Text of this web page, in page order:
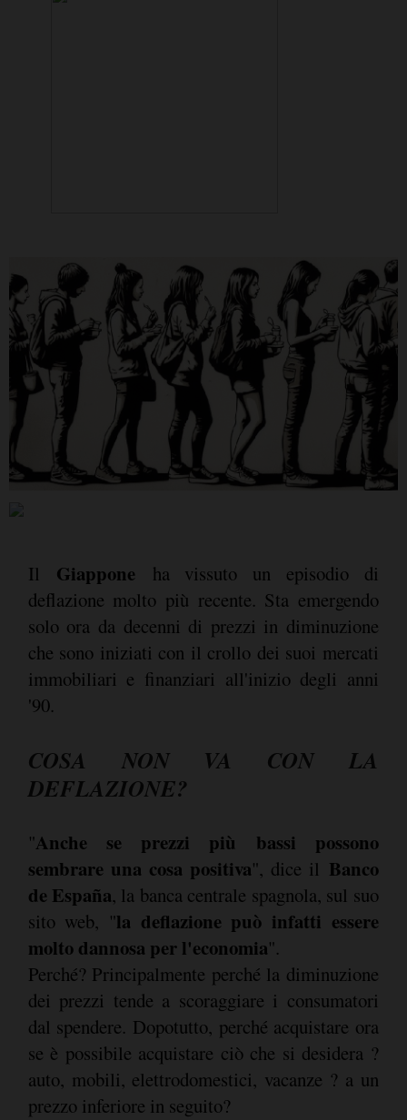
Il Giappone ha vissuto un episodio di
deflazione molto più recente. Sta emergendo
solo ora da decenni di prezzi in diminuzione
che sono iniziati con il crollo dei suoi mercati
immobiliari e finanziari all'inizio degli anni
'90.
COSA NON VA CON LA
DEFLAZIONE?
"Anche se prezzi più bassi possono
sembrare una cosa positiva", dice il Banco
de España, la banca centrale spagnola, sul suo
sito web, "la deflazione può infatti essere
molto dannosa per l'economia".
Perché? Principalmente perché la diminuzione
dei prezzi tende a scoraggiare i consumatori
dal spendere. Dopotutto, perché acquistare ora
se è possibile acquistare ciò che si desidera ?
auto, mobili, elettrodomestici, vacanze ? a un
prezzo inferiore in seguito?